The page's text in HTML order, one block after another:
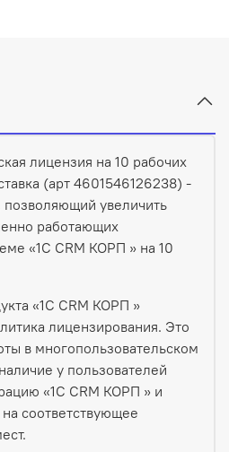
лицензия на 10 рабочих
(арт 4601546126238) -
увеличить
работающих
«1С CRM КОРП » на 10
«1С CRM КОРП »
лицензирования. Это
в многопользовательском
у пользователей
«1С CRM КОРП » и
соответствующее